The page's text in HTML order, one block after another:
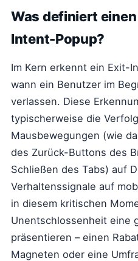
Was definiert
Intent-Popup?
Im Kern erkennt ein Exit-
wann ein Benutzer im
verlassen. Diese
typischerweise die
Mausbewegungen (wie
des Zurück-Buttons des
Schließen des Tabs) auf
Verhaltenssignale auf
in diesem kritischen
Unentschlossenheit eine
präsentieren – einen
Magneten oder eine